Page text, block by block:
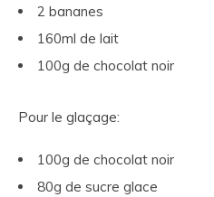
2 bananes
160ml de lait
100g de chocolat noir
Pour le glaçage:
100g de chocolat noir
80g de sucre glace